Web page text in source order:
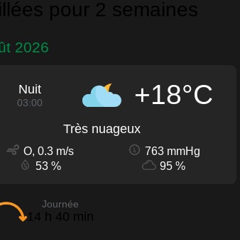
pour 2 semaines
2026
Nuit
03:00 +18°C
Très nuageux
O, 0.3 m/s
763 mmHg
53 %
95 %
Journée
14 h 40 min